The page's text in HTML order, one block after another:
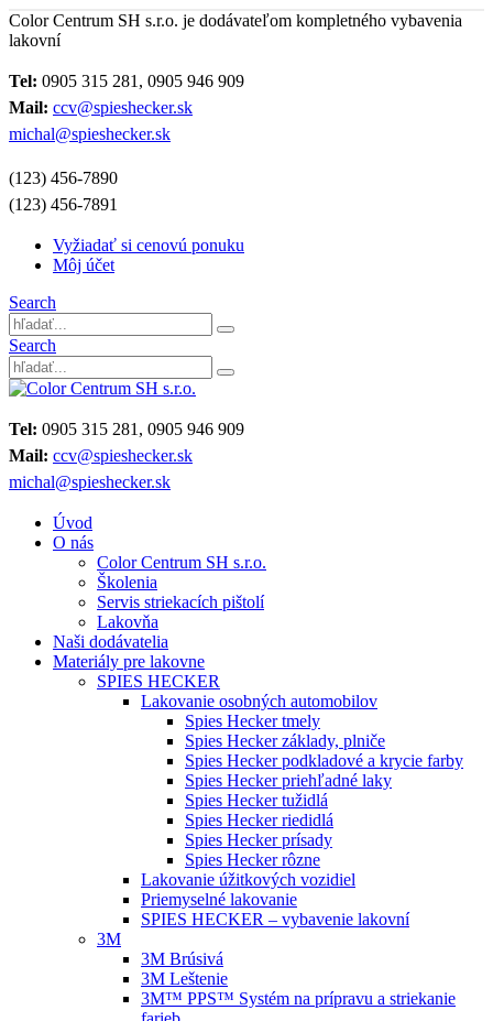
Color Centrum SH s.r.o. je dodávateľom kompletného vybavenia
lakovní
Tel: 0905 315 281, 0905 946 909
Mail: ccv@spieshecker.sk
michal@spieshecker.sk
(123) 456-7890
(123) 456-7891
Vyžiadať si cenovú ponuku
Môj účet
Search
Search
Tel: 0905 315 281, 0905 946 909
Mail: ccv@spieshecker.sk
michal@spieshecker.sk
Úvod
O nás
Color Centrum SH s.r.o.
Školenia
Servis striekacích pištolí
Lakovňa
Naši dodávatelia
Materiály pre lakovne
SPIES HECKER
Lakovanie osobných automobilov
Spies Hecker tmely
Spies Hecker základy, plniče
Spies Hecker podkladové a krycie farby
Spies Hecker priehľadné laky
Spies Hecker tužidlá
Spies Hecker riedidlá
Spies Hecker prísady
Spies Hecker rôzne
Lakovanie úžitkových vozidiel
Priemyselné lakovanie
SPIES HECKER – vybavenie lakovní
3M
3M Brúsivá
3M Leštenie
3M™ PPS™ Systém na prípravu a striekanie